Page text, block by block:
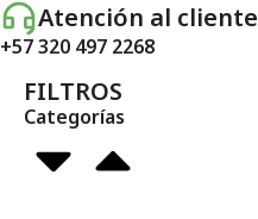
Atención al cliente
+57 320 497 2268
FILTROS
Categorías